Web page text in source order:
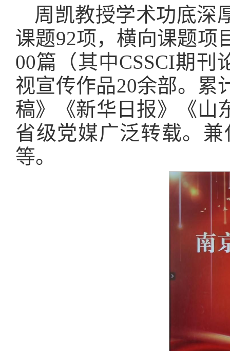
周凯教授学术功底深
课题92项，横向课题项
00篇（其中CSSCI期
视宣传作品20余部。累
稿》《新华日报》《山
省级党媒广泛转载。
等。